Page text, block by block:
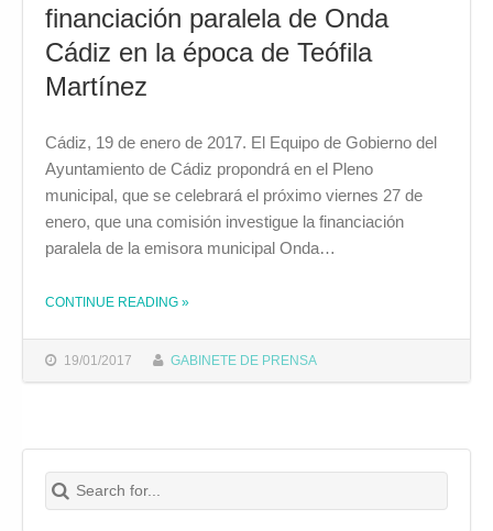
financiación paralela de Onda
Cádiz en la época de Teófila
Martínez
19/01/2017 GABINETE DE PRENSA
Cádiz, 19 de enero de 2017. El Equipo de Gobierno del
Ayuntamiento de Cádiz propondrá en el Pleno
municipal, que se celebrará el próximo viernes 27 de
enero, que una comisión investigue la financiación
paralela de la emisora municipal Onda…
CONTINUE READING »
Search for:
Buscar